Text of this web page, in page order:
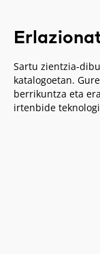
Sartu zientzia-
katalogoetan.
berrikuntza eta
irtenbide